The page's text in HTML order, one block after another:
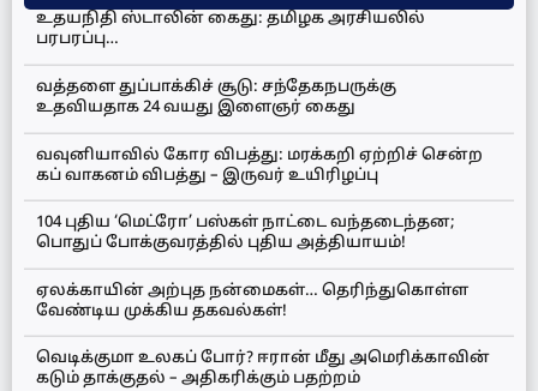
உதயநிதி ஸ்டாலின் கைது: தமிழக அரசியலில்
பரபரப்பு…
வத்தளை துப்பாக்கிச் சூடு: சந்தேகநபருக்கு
உதவியதாக 24 வயது இளைஞர் கைது
வவுனியாவில் கோர விபத்து: மரக்கறி ஏற்றிச் சென்ற
கப் வாகனம் விபத்து – இருவர் உயிரிழப்பு
104 புதிய ‘மெட்ரோ’ பஸ்கள் நாட்டை வந்தடைந்தன;
பொதுப் போக்குவரத்தில் புதிய அத்தியாயம்!
ஏலக்காயின் அற்புத நன்மைகள்… தெரிந்துகொள்ள
வேண்டிய முக்கிய தகவல்கள்!
வெடிக்குமா உலகப் போர்? ஈரான் மீது அமெரிக்காவின்
கடும் தாக்குதல் – அதிகரிக்கும் பதற்றம்